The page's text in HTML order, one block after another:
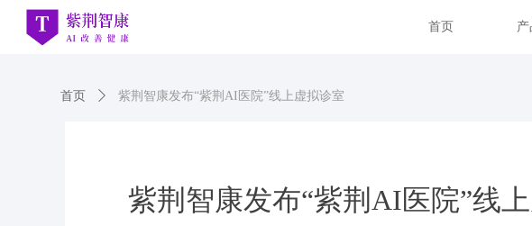
首页
紫荆智康发布“紫荆AI医院”线
首页 ꄲ 紫荆智康发布“紫荆AI医院”线上虚拟诊室